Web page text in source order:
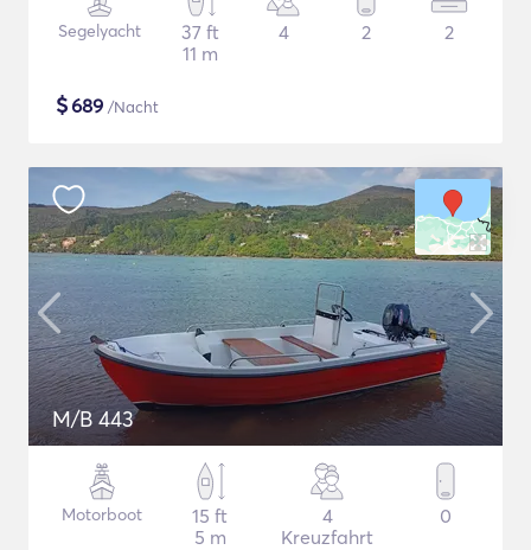
Segelyacht
37 ft
11 m
4 2 2
$689 /Nacht
M/B 443
Motorboot
15 ft
5 m
4
Kreuzfahrt
0